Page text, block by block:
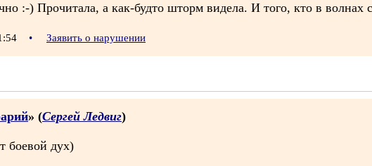
:-) Прочитала, а как-будто шторм видела. И того, кто в волнах
• Заявить о нарушении
» (Сергей Ледвиг)
боевой дух)